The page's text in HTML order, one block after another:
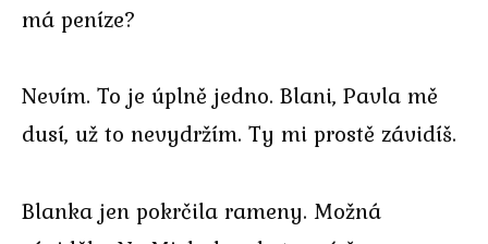
má peníze?
Nevím. To je úplně jedno. Blani, Pavla mě
dusí, už to nevydržím. Ty mi prostě závidíš.
Blanka jen pokrčila rameny. Možná